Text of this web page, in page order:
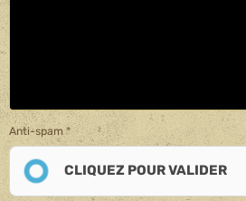
Anti-spam
CLIQUEZ POUR VALIDER